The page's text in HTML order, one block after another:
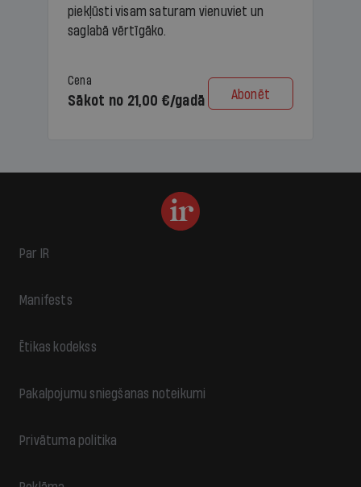
piekļūsti visam saturam vienuviet un
saglabā vērtīgāko.
Cena
Sākot no 21,00 €/gadā Abonēt
Par IR
Manifests
Ētikas kodekss
Pakalpojumu sniegšanas noteikumi
Privātuma politika